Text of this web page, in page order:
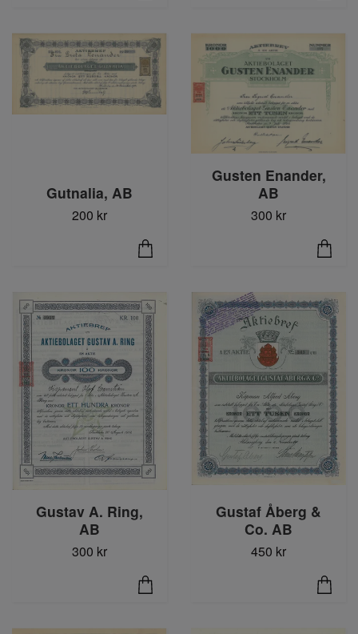
Gutnalia, AB
200 kr
Gusten Enander,
AB
300 kr
Gustav A. Ring,
AB
300 kr
Gustaf Åberg &
Co. AB
450 kr